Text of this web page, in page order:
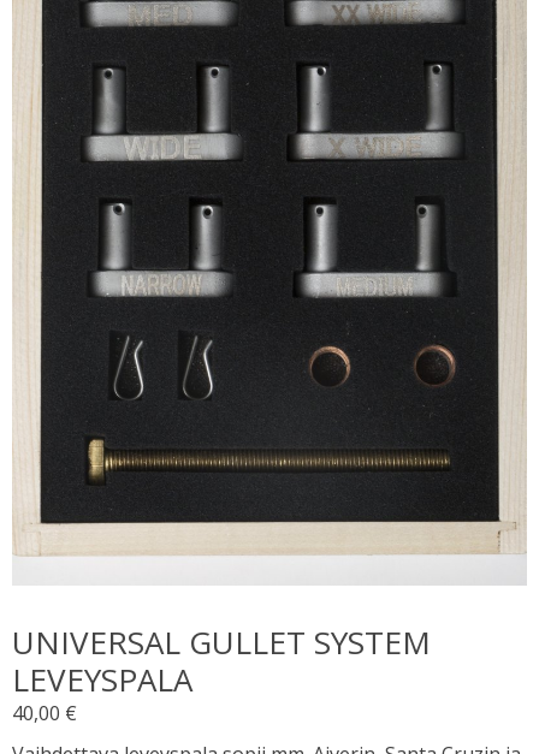
UNIVERSAL GULLET SYSTEM
LEVEYSPALA
40,00 €